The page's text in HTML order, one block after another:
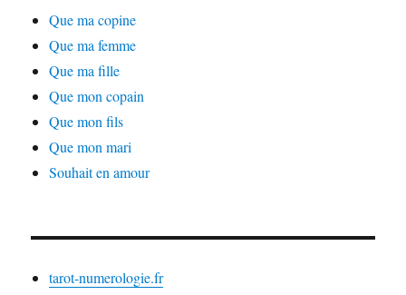
Que ma copine
Que ma femme
Que ma fille
Que mon copain
Que mon fils
Que mon mari
Souhait en amour
tarot-numerologie.fr